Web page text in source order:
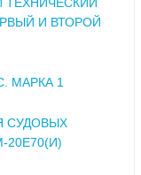
ТЕХНИЧЕСКИЙ
И ВТОРОЙ
МАРКА 1
СУДОВЫХ
20Е70(И)